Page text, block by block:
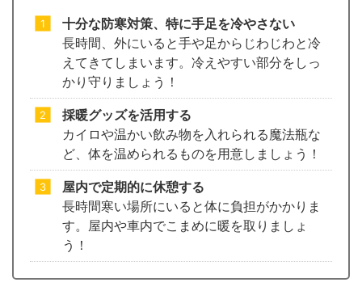
十分な防寒対策、特に手足を冷やさない
長時間、外にいると手や足からじわじわと冷
えてきてしまいます。冷えやすい部分をしっ
かり守りましょう！
採暖グッズを活用する
カイロや温かい飲み物を入れられる魔法瓶な
ど、体を温められるものを用意しましょう！
屋内で定期的に休憩する
長時間寒い場所にいると体に負担がかかりま
す。屋内や車内でこまめに暖を取りましょ
う！